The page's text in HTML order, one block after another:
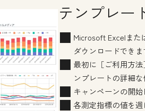
テンプレー
Microsoft Excelまた
ダウンロードできま
最初に［ご利用方
ンプレートの詳細
キャンペーンの開始
各測定指標の値を週